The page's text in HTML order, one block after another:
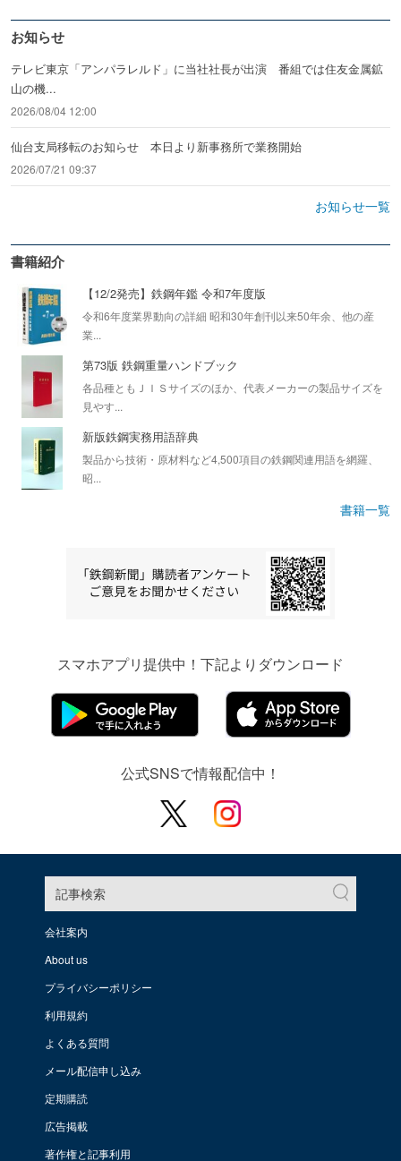
お知らせ
テレビ東京「アンパラレルド」に当社社長が出演 番組では住友金属鉱
山の機...
2026/08/04 12:00
仙台支局移転のお知らせ 本日より新事務所で業務開始
2026/07/21 09:37
お知らせ一覧
書籍紹介
【12/2発売】鉄鋼年鑑 令和7年度版
令和6年度業界動向の詳細 昭和30年創刊以来50年余、他の産
業...
第73版 鉄鋼重量ハンドブック
各品種ともＪＩＳサイズのほか、代表メーカーの製品サイズを
見やす...
新版鉄鋼実務用語辞典
製品から技術・原材料など4,500項目の鉄鋼関連用語を網羅、
昭...
書籍一覧
スマホアプリ提供中！下記よりダウンロード
公式SNSで情報配信中！
記事検索
会社案内
About us
プライバシーポリシー
利用規約
よくある質問
メール配信申し込み
定期購読
広告掲載
著作権と記事利用